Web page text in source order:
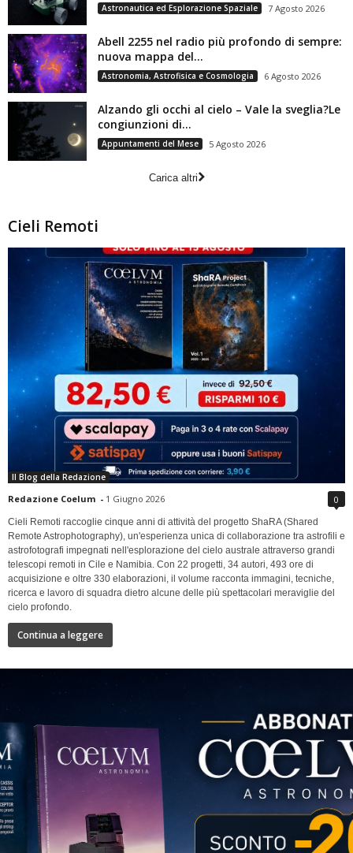
Astronautica ed Esplorazione Spaziale 7 Agosto 2026
Abell 2255 nel radio più profondo di sempre:
nuova mappa del...
Astronomia, Astrofisica e Cosmologia 6 Agosto 2026
Alzando gli occhi al cielo – Vale la sveglia?Le
congiunzioni di...
Appuntamenti del Mese 5 Agosto 2026
Carica altri
Cieli Remoti
Il Blog della Redazione
Redazione Coelum - 1 Giugno 2026 0
Cieli Remoti raccoglie cinque anni di attività del progetto ShaRA (Shared
Remote Astrophotography), un'esperienza unica di collaborazione tra astrofili e
astrofotografi impegnati nell'esplorazione del cielo australe attraverso grandi
telescopi remoti in Cile e Namibia. Con 22 progetti, 34 autori, 493 ore di
acquisizione e oltre 330 elaborazioni, il volume racconta immagini, tecniche,
ricerca e lavoro di squadra dietro alcune delle più spettacolari meraviglie del
cielo profondo.
Continua a leggere